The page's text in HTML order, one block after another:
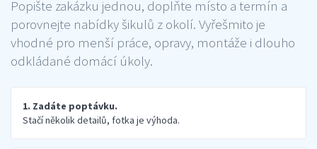
Popište zakázku jednou, doplňte místo a termín a
porovnejte nabídky šikulů z okolí. Vyřešmito je
vhodné pro menší práce, opravy, montáže i dlouho
odkládané domácí úkoly.
1. Zadáte poptávku.
Stačí několik detailů, fotka je výhoda.